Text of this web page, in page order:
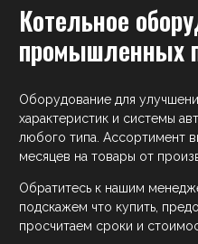
Котельное оборудование для
промышленных
Оборудование для
характеристик и системы
любого типа. Ассортимент
месяцев на товары от
Обратитесь к нашим
подскажем что купить,
просчитаем сроки и